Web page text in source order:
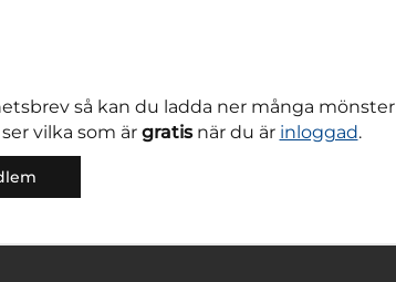
så kan du ladda ner många mönster
vilka som är gratisnär du är inloggad.